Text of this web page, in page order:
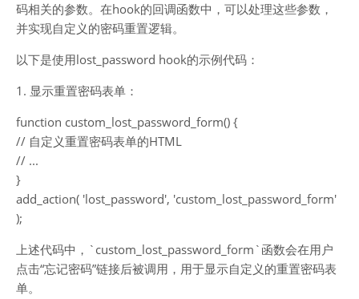
码相关的参数。在hook的回调函数中，可以处理这些参数，
并实现自定义的密码重置逻辑。
以下是使用lost_password hook的示例代码：
1. 显示重置密码表单：
function custom_lost_password_form() {
// 自定义重置密码表单的HTML
// ...
}
add_action( 'lost_password', 'custom_lost_password_form'
);
上述代码中，`custom_lost_password_form`函数会在用户
点击“忘记密码”链接后被调用，用于显示自定义的重置密码表
单。